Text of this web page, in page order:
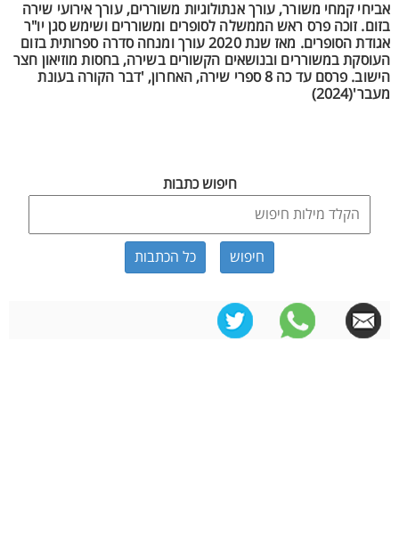
אביחי קמחי משורר, עורך אנתולוגיות משוררים, עורך אירועי שירה
בזום. זוכה פרס ראש הממשלה לסופרים ומשוררים ושימש סגן יו"ר
אגודת הסופרים. מאז שנת 2020 עורך ומנחה סדרה ספרותית בזום
העוסקת במשוררים ובנושאים הקשורים בשירה, בחסות מוזיאון חצר
הישוב. פרסם עד כה 8 ספרי שירה, האחרון, 'דבר הקורה בעונת
מעבר'(2024)
חיפוש כתבות
כל הכתבות